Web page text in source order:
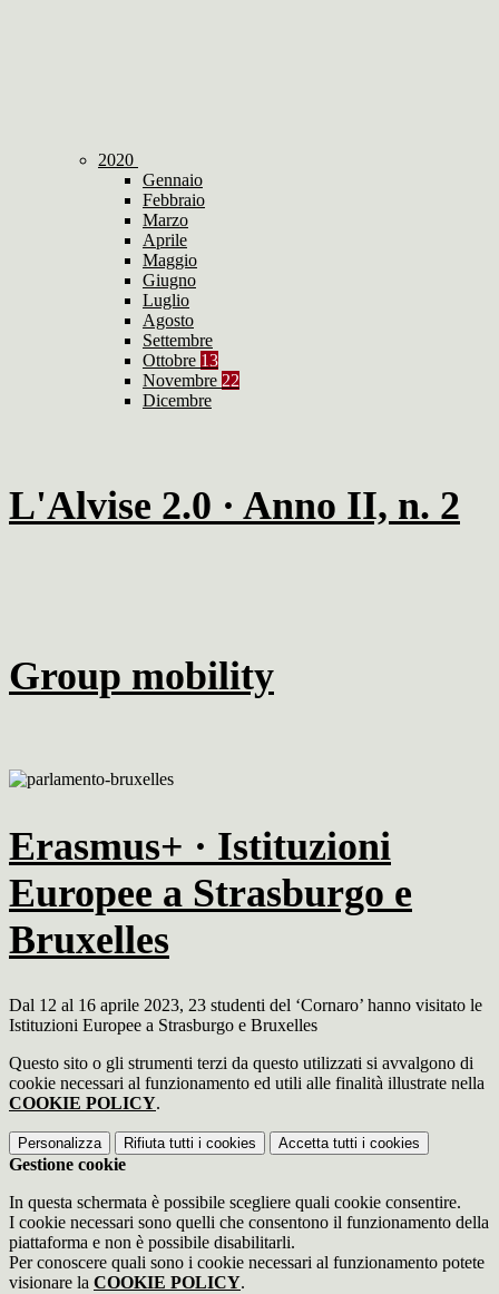
2020
Gennaio
Febbraio
Marzo
Aprile
Maggio
Giugno
Luglio
Agosto
Settembre
Ottobre 13
Novembre 22
Dicembre
L'Alvise 2.0 · Anno II, n. 2
Group mobility
Erasmus+ · Istituzioni
Europee a Strasburgo e
Bruxelles
Dal 12 al 16 aprile 2023, 23 studenti del ‘Cornaro’ hanno visitato le
Istituzioni Europee a Strasburgo e Bruxelles
Questo sito o gli strumenti terzi da questo utilizzati si avvalgono di
cookie necessari al funzionamento ed utili alle finalità illustrate nella
COOKIE POLICY.
Personalizza Rifiuta tutti i cookies Accetta tutti i cookies
Gestione cookie
In questa schermata è possibile scegliere quali cookie consentire.
I cookie necessari sono quelli che consentono il funzionamento della
piattaforma e non è possibile disabilitarli.
Per conoscere quali sono i cookie necessari al funzionamento potete
visionare la COOKIE POLICY.